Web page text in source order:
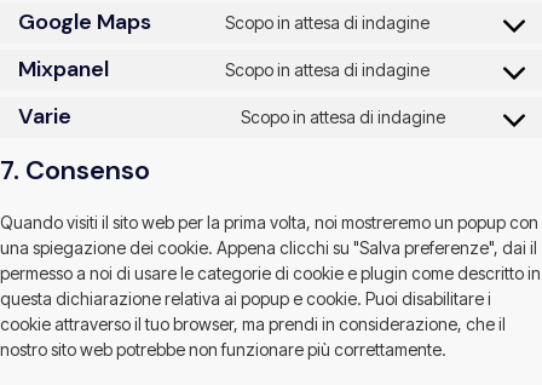
Google Maps Scopo in attesa di indagine
Mixpanel Scopo in attesa di indagine
Varie Scopo in attesa di indagine
7. Consenso
Quando visiti il sito web per la prima volta, noi mostreremo un popup con
una spiegazione dei cookie. Appena clicchi su "Salva preferenze", dai il
permesso a noi di usare le categorie di cookie e plugin come descritto in
questa dichiarazione relativa ai popup e cookie. Puoi disabilitare i
cookie attraverso il tuo browser, ma prendi in considerazione, che il
nostro sito web potrebbe non funzionare più correttamente.